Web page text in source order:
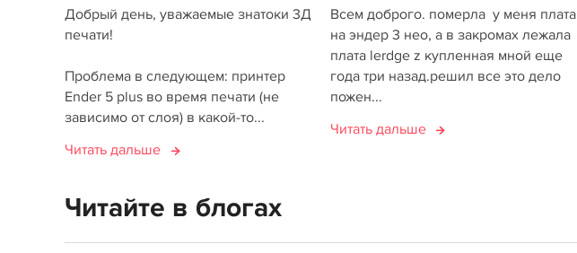
Добрый день, уважаемые знатоки 3Д
печати!
Проблема в следующем: принтер
Ender 5 plus во время печати (не
зависимо от слоя) в какой-то...
Читать дальше
Всем доброго. померла у меня плата
на эндер 3 нео, а в закромах лежала
плата lerdge z купленная мной еще
года три назад.решил все это дело
пожен...
Читать дальше
Читайте в блогах